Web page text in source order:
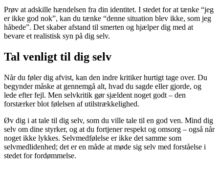
Prøv at adskille hændelsen fra din identitet. I stedet for at tænke “jeg
er ikke god nok”, kan du tænke “denne situation blev ikke, som jeg
håbede”. Det skaber afstand til smerten og hjælper dig med at
bevare et realistisk syn på dig selv.
Tal venligt til dig selv
Når du føler dig afvist, kan den indre kritiker hurtigt tage over. Du
begynder måske at gennemgå alt, hvad du sagde eller gjorde, og
lede efter fejl. Men selvkritik gør sjældent noget godt – den
forstærker blot følelsen af utilstrækkelighed.
Øv dig i at tale til dig selv, som du ville tale til en god ven. Mind dig
selv om dine styrker, og at du fortjener respekt og omsorg – også når
noget ikke lykkes. Selvmedfølelse er ikke det samme som
selvmedlidenhed; det er en måde at møde sig selv med forståelse i
stedet for fordømmelse.